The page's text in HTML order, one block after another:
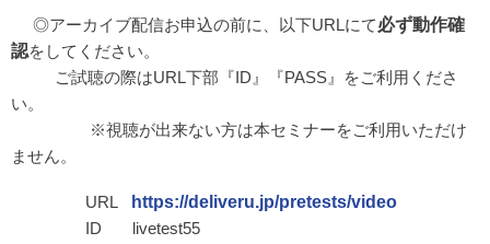
◎アーカイブ配信お申込の前に、以下URLにて必ず動作確
認をしてください。
ご試聴の際はURL下部『ID』『PASS』をご利用くださ
い。
※視聴が出来ない方は本セミナーをご利用いただけ
ません。
URL
https://deliveru.jp/pretests/video
ID livetest55